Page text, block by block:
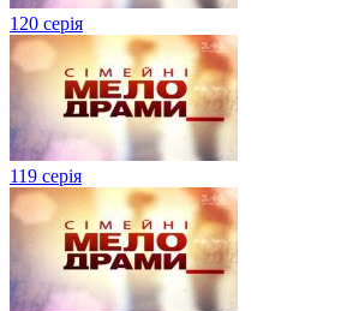
120 серія
119 серія